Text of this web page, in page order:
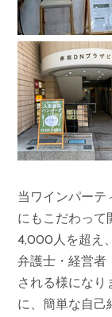
当ワインパーテ
にもこだわって
4,000人を超え
弁護士・経営
される様になり
に、簡単な自己